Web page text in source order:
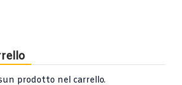
prodotto nel carrello.